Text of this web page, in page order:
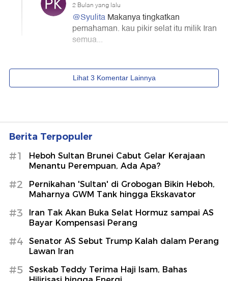
Berita Terpopuler
#1
Heboh Sultan Brunei Cabut Gelar Kerajaan
Menantu Perempuan, Ada Apa?
#2
Pernikahan 'Sultan' di Grobogan Bikin Heboh,
Maharnya GWM Tank hingga Ekskavator
#3
Iran Tak Akan Buka Selat Hormuz sampai AS
Bayar Kompensasi Perang
#4
Senator AS Sebut Trump Kalah dalam Perang
Lawan Iran
#5
Seskab Teddy Terima Haji Isam, Bahas